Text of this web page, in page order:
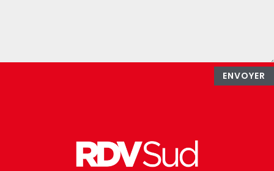
ENVOYER